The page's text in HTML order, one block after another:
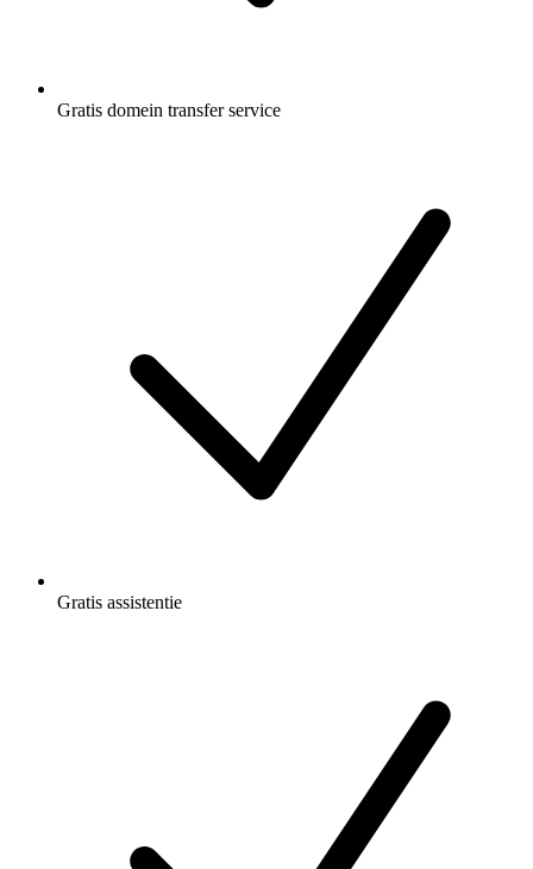
Gratis domein transfer service
Gratis assistentie